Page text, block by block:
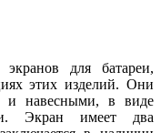
для батареи,
этих изделий. Они
и навесными, в виде
Экран имеет два